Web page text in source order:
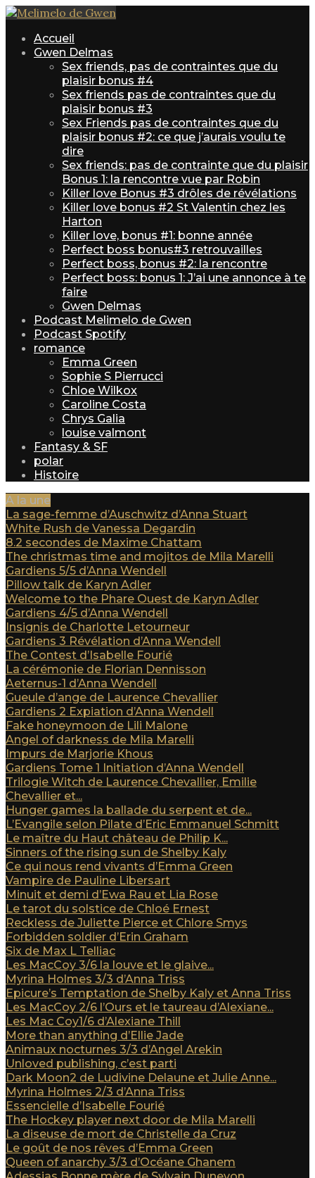
Accueil
Gwen Delmas
Sex friends, pas de contraintes que du
plaisir bonus #4
Sex friends pas de contraintes que du
plaisir bonus #3
Sex Friends pas de contraintes que du
plaisir bonus #2: ce que j’aurais voulu te
dire
Sex friends: pas de contrainte que du plaisir
Bonus 1: la rencontre vue par Robin
Killer love Bonus #3 drôles de révélations
Killer love bonus #2 St Valentin chez les
Harton
Killer love, bonus #1: bonne année
Perfect boss bonus#3 retrouvailles
Perfect boss, bonus #2: la rencontre
Perfect boss: bonus 1: J’ai une annonce à te
faire
Gwen Delmas
Podcast Melimelo de Gwen
Podcast Spotify
romance
Emma Green
Sophie S Pierrucci
Chloe Wilkox
Caroline Costa
Chrys Galia
louise valmont
Fantasy & SF
polar
Histoire
A la une
La sage-femme d’Auschwitz d’Anna Stuart
White Rush de Vanessa Degardin
8.2 secondes de Maxime Chattam
The christmas time and mojitos de Mila Marelli
Gardiens 5/5 d’Anna Wendell
Pillow talk de Karyn Adler
Welcome to the Phare Ouest de Karyn Adler
Gardiens 4/5 d’Anna Wendell
Insignis de Charlotte Letourneur
Gardiens 3 Révélation d’Anna Wendell
The Contest d’Isabelle Fourié
La cérémonie de Florian Dennisson
Aeternus-1 d’Anna Wendell
Gueule d’ange de Laurence Chevallier
Gardiens 2 Expiation d’Anna Wendell
Fake honeymoon de Lili Malone
Angel of darkness de Mila Marelli
Impurs de Marjorie Khous
Gardiens Tome 1 Initiation d’Anna Wendell
Trilogie Witch de Laurence Chevallier, Emilie
Chevallier et...
Hunger games la ballade du serpent et de...
L’Evangile selon Pilate d’Eric Emmanuel Schmitt
Le maître du Haut château de Philip K...
Sinners of the rising sun de Shelby Kaly
Ce qui nous rend vivants d’Emma Green
Vampire de Pauline Libersart
Minuit et demi d’Ewa Rau et Lia Rose
Le tarot du solstice de Chloé Ernest
Reckless de Juliette Pierce et Chlore Smys
Forbidden soldier d’Erin Graham
Six de Max L Telliac
Les MacCoy 3/6 la louve et le glaive...
Myrina Holmes 3/3 d’Anna Triss
Epicure’s Temptation de Shelby Kaly et Anna Triss
Les MacCoy 2/6 l’Ours et le taureau d’Alexiane...
Les Mac Coy1/6 d’Alexiane Thill
More than anything d’Ellie Jade
Animaux nocturnes 3/3 d’Angel Arekin
Unloved publishing, c’est parti
Dark Moon2 de Ludivine Delaune et Julie Anne...
Myrina Holmes 2/3 d’Anna Triss
Essencielle d’Isabelle Fourié
The Hockey player next door de Mila Marelli
La diseuse de mort de Christelle da Cruz
Le goût de nos rêves d’Emma Green
Queen of anarchy 3/3 d’Océane Ghanem